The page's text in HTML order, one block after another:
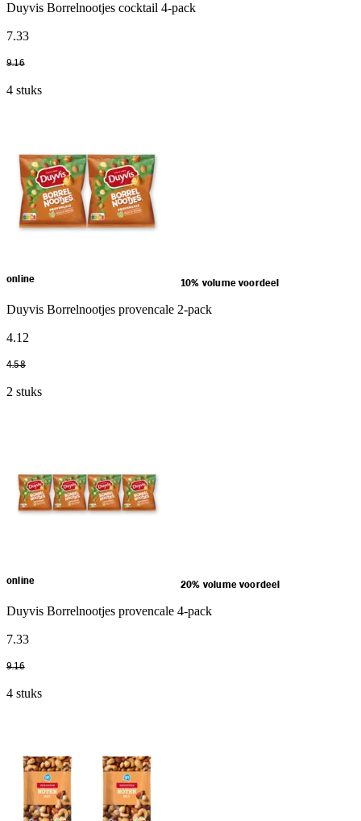
Duyvis Borrelnootjes cocktail 4-pack
7.33
9.16
4 stuks
online 10% volume voordeel
Duyvis Borrelnootjes provencale 2-pack
4.12
4.58
2 stuks
online 20% volume voordeel
Duyvis Borrelnootjes provencale 4-pack
7.33
9.16
4 stuks